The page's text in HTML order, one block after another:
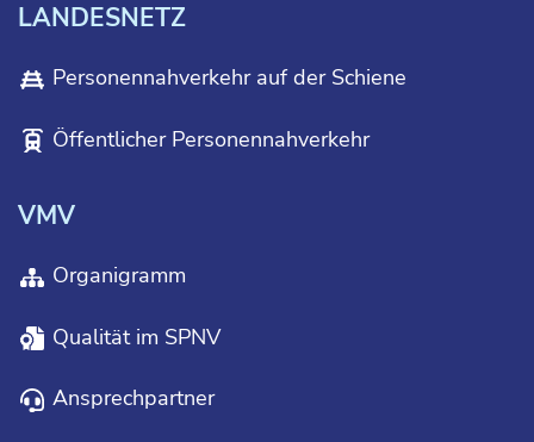
LANDESNETZ
Personennahverkehr auf der Schiene
Öffentlicher Personennahverkehr
VMV
Organigramm
Qualität im SPNV
Ansprechpartner